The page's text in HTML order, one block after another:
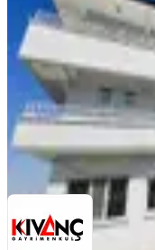
3+1·
KIVANÇ